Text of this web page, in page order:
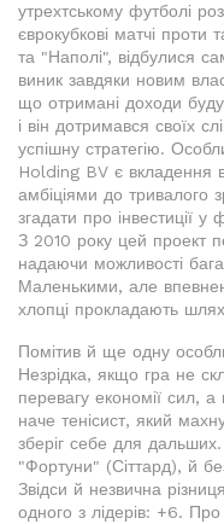
утрехтському футболі
єврокубкові матчі проти
та "Наполі", відбулися
виник завдяки новим
що отримані доходи
і він дотримався своїх
успішну стратегію.
Holding BV є вкладення
амбіціями до тривалого
згадати про інвестиції
З 2010 року цей проект
надаючи можливості
Маленькими, але
хлопці прокладають
Помітив й ще одну
Незрідка, якщо гра не
перевагу економії сил,
наче тенісист, який
зберіг себе для
"Фортуни" (Сіттард), й
Звідси й незвична
одного з лідерів: +6.